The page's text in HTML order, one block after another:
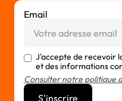
Email
J'accepte de recevoir
et des informations
Consulter notre politique